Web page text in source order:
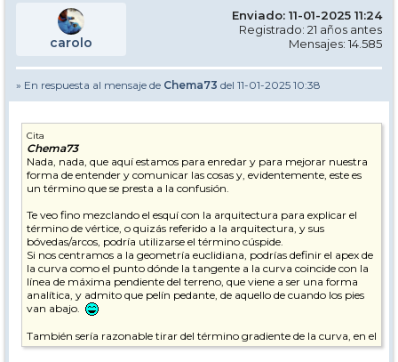
carolo
Enviado: 11-01-2025 11:24
Registrado: 21 años antes
Mensajes: 14.585
» En respuesta al mensaje de Chema73 del 11-01-2025 10:38
Cita
Chema73
Nada, nada, que aquí estamos para enredar y para mejorar nuestra
forma de entender y comunicar las cosas y, evidentemente, este es
un término que se presta a la confusión.
Te veo fino mezclando el esquí con la arquitectura para explicar el
término de vértice, o quizás referido a la arquitectura, y sus
bóvedas/arcos, podría utilizarse el término cúspide.
Si nos centramos a la geometría euclidiana, podrías definir el apex de
la curva como el punto dónde la tangente a la curva coincide con la
línea de máxima pendiente del terreno, que viene a ser una forma
analítica, y admito que pelín pedante, de aquello de cuando los pies
van abajo.
También sería razonable tirar del término gradiente de la curva, en el
sentido de la pendiente variable que tiene la curva según la